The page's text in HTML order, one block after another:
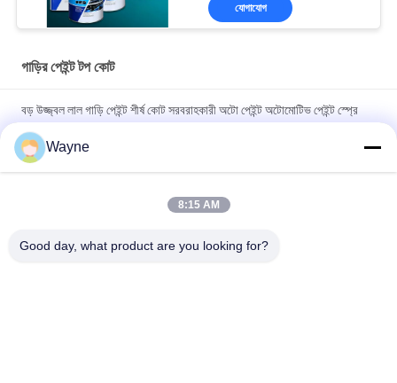
যোগাযোগ
গাড়ির পেইন্ট টপ কোট
বড় উজ্জ্বল লাল গাড়ি পেইন্ট শীর্ষ কোট সরবরাহকারী অটো পেইন্ট অটোমোটিভ পেইন্ট স্প্রে
পেইন্ট
অবিষাক্ত তাপ-প্রতিরোধী উজ্জ্বল লাল গাড়ির পেইন্ট, বিবর্ণতা প্রতিরোধী শীর্ষ স্তর,
স্বয়ংচালিত রিফিনিশ পেইন্ট
Wayne
8:15 AM
Good day, what product are you looking for?